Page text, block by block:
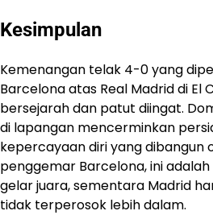
Kesimpulan
​Kemenangan telak 4-0 yang
Barcelona atas Real Madrid di El
bersejarah dan patut diingat.
di lapangan mencerminkan
kepercayaan diri yang dibangun
penggemar Barcelona, ini
gelar juara, sementara Madrid
tidak terperosok lebih dalam.